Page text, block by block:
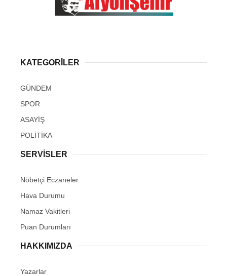
KATEGORİLER
GÜNDEM
SPOR
ASAYİŞ
POLİTİKA
SERVİSLER
Nöbetçi Eczaneler
Hava Durumu
Namaz Vakitleri
Puan Durumları
HAKKIMIZDA
Yazarlar